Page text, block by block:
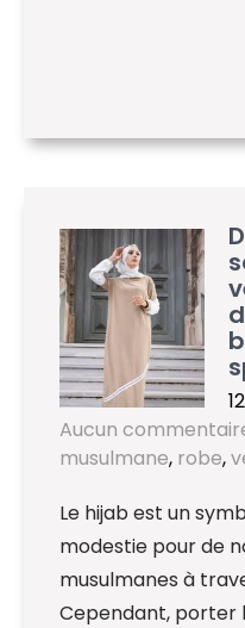
Aucun
musulmane, robe,
Le hijab est un
modestie pour de
musulmanes à
Cependant, porter